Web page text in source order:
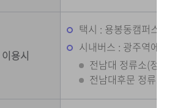
용시
택시 : 용봉동캠퍼스
시내버스 : 광주역에
전남대 정류소(정
전남대후문 정류